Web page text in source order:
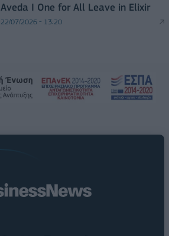
Aveda I One for All Leave in Elixir
22/07/2026 - 13:20